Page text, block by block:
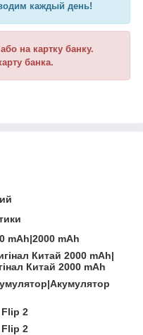
каждый день!
на картку банку.
банка.
mAh|2000 mAh
Китай 2000 mAh|
Китай 2000 mAh
2
2